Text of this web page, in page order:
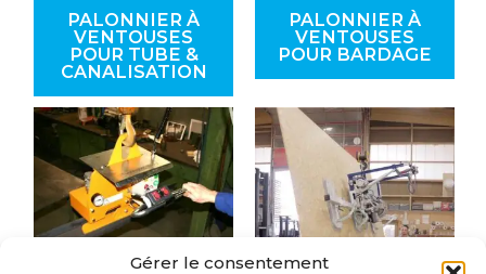
Gérer le consentement
PALONNIER À
VENTOUSES
POUR TUBE &
CANALISATION
PALONNIER À
VENTOUSES
POUR BARDAGE